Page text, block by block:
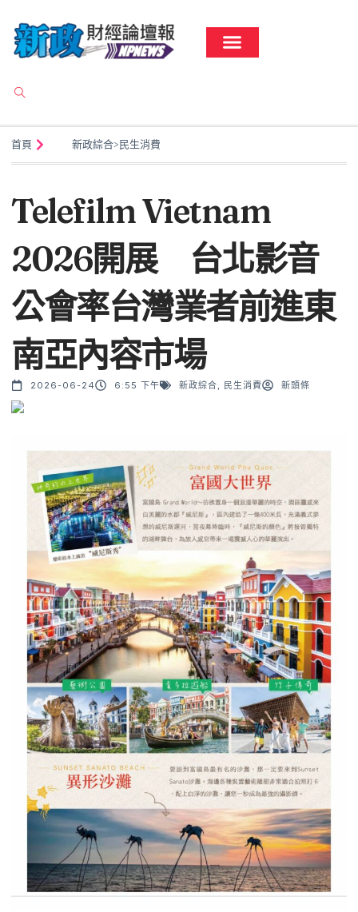
首頁 新政綜合>民生消費
Telefilm Vietnam
2026開展 台北影音
公會率台灣業者前進東
南亞內容市場
2026-06-24 6:55 下午 新政綜合 民生消費 新頭條